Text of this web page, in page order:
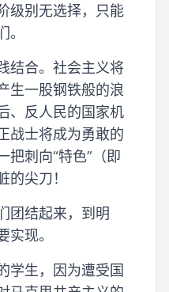
级别无选择，只能
结合。社会主义将
生一股钢铁般的浪
、反人民的国家机
战士将成为勇敢的
把刺向“特色”（即
的尖刀！
团结起来，到明
实现。
学生，因为遭受国